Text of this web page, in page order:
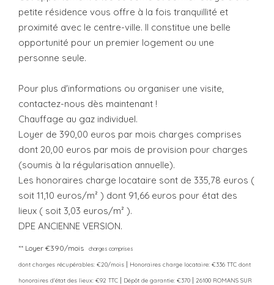
petite résidence vous offre à la fois tranquillité et
proximité avec le centre-ville. Il constitue une belle
opportunité pour un premier logement ou une
personne seule.
Pour plus d'informations ou organiser une visite,
contactez-nous dès maintenant !
Chauffage au gaz individuel.
Loyer de 390,00 euros par mois charges comprises
dont 20,00 euros par mois de provision pour charges
(soumis à la régularisation annuelle).
Les honoraires charge locataire sont de 335,78 euros (
soit 11,10 euros/m² ) dont 91,66 euros pour état des
lieux ( soit 3,03 euros/m² ).
DPE ANCIENNE VERSION.
** Loyer €390/mois charges comprises
dont charges récupérables: €20/mois | Honoraires charge locataire: €336 TTC dont
honoraires d'état des lieux: €92 TTC | Dépôt de garantie: €370 | 26100 ROMANS SUR